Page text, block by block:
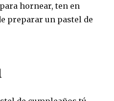
hornear, ten en
preparar un pastel de